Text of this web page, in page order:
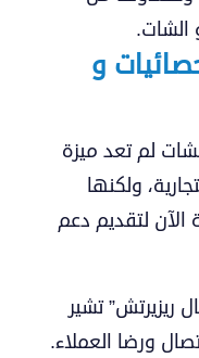
الشات.
و
لم تعد ميزة
ولكنها
لتقديم دعم
ريزيرتش” تشير
ورضا العملاء.